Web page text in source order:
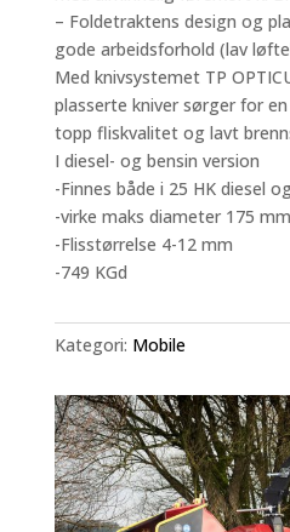
– Foldetraktens design og
gode arbeidsforhold (lav
Med knivsystemet TP
plasserte kniver sørger for
topp fliskvalitet og lavt
I diesel- og bensin version
-Finnes både i 25 HK diesel
-virke maks diameter 175 mm
-Flisstørrelse 4-12 mm
-749 KGd
Kategori: Mobile